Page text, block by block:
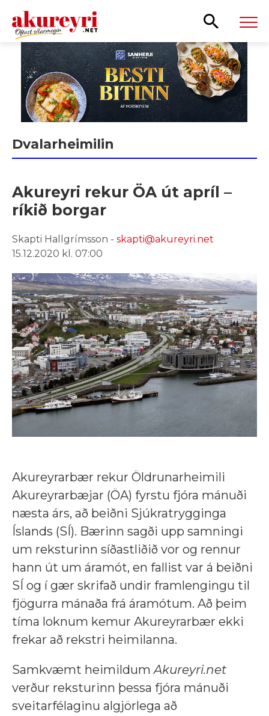
Leita
Dvalarheimilin
Akureyri rekur ÖA út apríl –
ríkið borgar
Skapti Hallgrímsson - skapti@akureyri.net
15.12.2020 kl. 07:00
Akureyrarbær rekur Öldrunarheimili
Akureyrarbæjar (ÖA) fyrstu fjóra mánuði
næsta árs, að beiðni Sjúkratrygginga
Íslands (SÍ). Bærinn sagði upp samningi
um reksturinn síðastliðið vor og rennur
hann út um áramót, en fallist var á beiðni
SÍ og í gær skrifað undir framlengingu til
fjögurra mánaða frá áramótum. Að þeim
tíma loknum kemur Akureyrarbær ekki
frekar að rekstri heimilanna.
Samkvæmt heimildumAkureyri.net
verður reksturinn þessa fjóra mánuði
sveitarfélaginu algjörlega að